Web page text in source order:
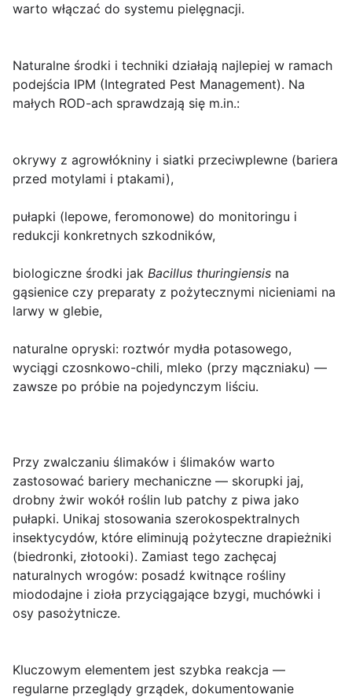
warto włączać do systemu pielęgnacji.
Naturalne środki i techniki działają najlepiej w ramach
podejścia IPM (Integrated Pest Management). Na
małych ROD-ach sprawdzają się m.in.:
okrywy z agrowłókniny i siatki przeciwplewne (bariera
przed motylami i ptakami),
pułapki (lepowe, feromonowe) do monitoringu i
redukcji konkretnych szkodników,
biologiczne środki jak Bacillus thuringiensis na
gąsienice czy preparaty z pożytecznymi nicieniami na
larwy w glebie,
naturalne opryski: roztwór mydła potasowego,
wyciągi czosnkowo-chili, mleko (przy mączniaku) —
zawsze po próbie na pojedynczym liściu.
Przy zwalczaniu ślimaków i ślimaków warto
zastosować bariery mechaniczne — skorupki jaj,
drobny żwir wokół roślin lub patchy z piwa jako
pułapki. Unikaj stosowania szerokospektralnych
insektycydów, które eliminują pożyteczne drapieżniki
(biedronki, złotooki). Zamiast tego zachęcaj
naturalnych wrogów: posadź kwitnące rośliny
miododajne i zioła przyciągające bzygi, muchówki i
osy pasożytnicze.
Kluczowym elementem jest szybka reakcja —
regularne przeglądy grządek, dokumentowanie